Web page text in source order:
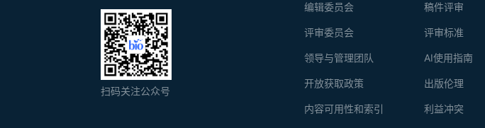
稿件评审
评审标准
AI使用指南
出版伦理
利益冲突
编辑委员会
评审委员会
领导与管理团队
开放获取政策
内容可用性和索引
扫码关注公众号